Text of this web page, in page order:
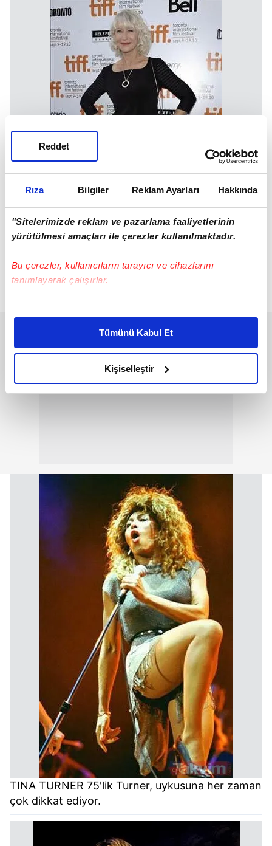
Rıza Bilgiler Reklam Ayarları Hakkında
"Sitelerimizde reklam ve pazarlama faaliyetlerinin
yürütülmesi amaçları ile çerezler kullanılmaktadır.
Bu çerezler, kullanıcıların tarayıcı ve cihazlarını
tanımlayarak çalışırlar.
Bu çerezlere izin vermeniz halinde sizlere özel
daha iyi reklam deneyimi yaşatabiliriz. Bunu yaparken
amacımızın size daha iyi bir reklam deneyimi sunmak
olduğunu ve sizlere en iyi içerikleri sunabilmek adına
elimizden gelen çabayı gösterdiğimizi ve bu noktada,
reklamların maliyetlerimizi karşılamak noktasında tek gelir
Sizlere daha iyi bir hizmet sunabilmek için İnternet
Sitemizde kendimize ve üçüncü kişilere ait çerezler
kullanılmaktadır. Bu çerezler vasıtasıyla çeşitli kişisel
verileriniz işlenmekte olup gerekli olan çerezler bilgi
toplumu hizmetlerinin sunulması amacıyla
kullanılmaktadır. Diğer çerezler, sitemizin daha işlevsel
kılınması ve kişiselleştirilmesi ve sizlere yönelik
reklam/pazarlama faaliyetlerinin yapılması, amaçlarıyla
sınırlı olarak açık rızanız dahilinde kullanılacaktır.
Çerezlere ilişkin tercihlerinizi aşağıda yer alan panel
vasıtasıyla belirleyebilirsiniz. Çerezlere ilişkin detaylı bilgi
için Ayarlar butonuna tıklayabilir,Çerez Bilgilendirme
ziyaret edebilirsiniz.
6698 sayılı Kişisel Verilerin Korunması Kanunu uyarınca
hazırlanmış Aydınlatma Metnimizi okumak ve sitemizde
ilgili mevzuata uygun olarak kullanılan çerezlerle ilgili bilgi
almak için lütfen
Tümünü Kabul Et
Kişiselleştir
Reddet
TINA TURNER 75'lik Turner, uykusuna her zaman
çok dikkat ediyor.